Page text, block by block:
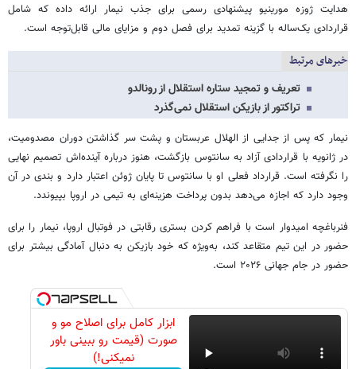
هدایت ژوزه مورینیو پیشنهادی رسمی برای جذب نیمار ارائه داده که شامل
قراردادی یک‌ساله با گزینه تمدید برای فصل دوم و مزایای مالی قابل‌توجه است.
خبرهای مرتبط
تعریف و تمجید ستاره استقلال از رونالدو
تراکتور از بازیکن استقلال نمی‌گذرد
نیمار که پس از جدایی از الهلال عربستان و پشت سر گذاشتن دوران مصدومیت،
در ژانویه با قراردادی آزاد به سانتوس بازگشت، هنوز درباره آینده‌اش تصمیم نهایی
را نگرفته است. قرارداد فعلی او با سانتوس تا پایان ژوئن اعتبار دارد و بندی در آن
وجود دارد که اجازه می‌دهد بدون پرداخت هزینه‌ای به تیمی در اروپا بپیوندد.
فنرباغچه امیدوار است با فراهم کردن بستری رقابتی در فوتبال اروپا، نیمار را برای
حضور در این تیم متقاعد کند، به‌ویژه که خود بازیکن به دنبال آمادگی بیشتر برای
حضور در جام جهانی ۲۰۲۶ است.
ابزار کامل برای اصلاح مو و
صورت (قیمت رو ببینی باور
نمیکنی!)